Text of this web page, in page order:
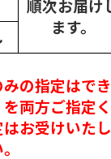
順次お届け
ます。
の指定はで
を両方ご指定
お受けいたし